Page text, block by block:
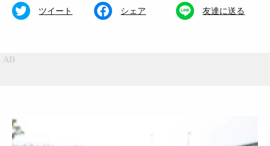
特集 くらし
ツイート シェア 友達に送る